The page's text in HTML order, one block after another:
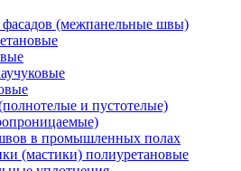
фасадов (межпанельные швы)
и пустотелые)
в промышленных полах
(мастики) полиуретановые